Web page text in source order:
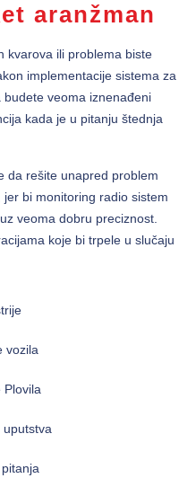
aranžman
kvarova ili problema biste
implementacije sistema za
veoma iznenađeni
kada je u pitanju štednja
da rešite unapred problem
bi monitoring radio sistem
veoma dobru preciznost.
koje bi trpele u slučaju
vozila
Plovila
uputstva